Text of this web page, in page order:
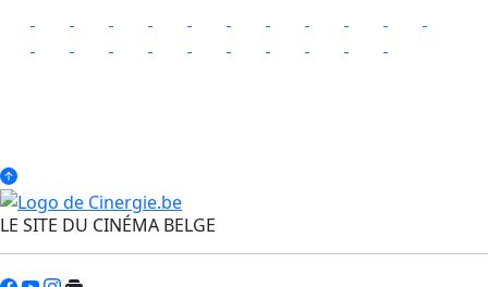
LE SITE DU CINÉMA BELGE